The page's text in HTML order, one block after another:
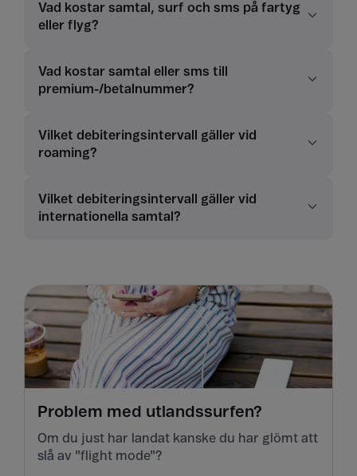
Vad kostar samtal, surf och sms på fartyg
eller flyg?
Vad kostar samtal eller sms till
premium-/betalnummer?
Vilket debiteringsintervall gäller vid
roaming?
Vilket debiteringsintervall gäller vid
internationella samtal?
Problem med utlandssurfen?
Om du just har landat kanske du har glömt att
slå av "flight mode"?